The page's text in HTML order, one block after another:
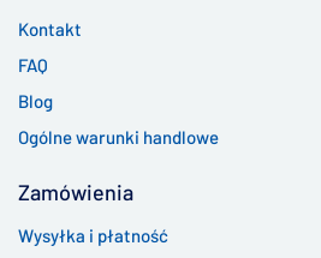
Kontakt
FAQ
Blog
Ogólne warunki handlowe
Zamówienia
Wysyłka i płatność